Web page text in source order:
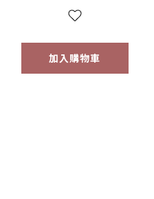
定】
加入購物車